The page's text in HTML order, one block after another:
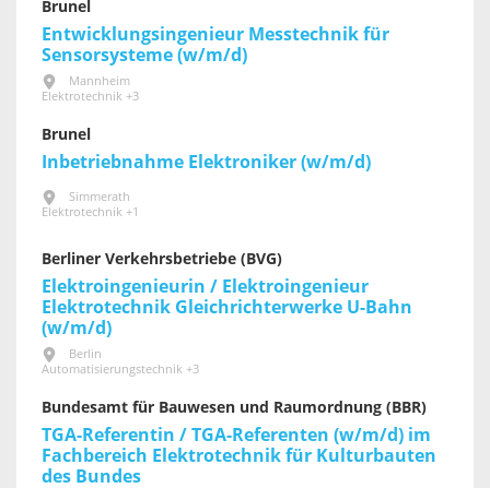
Brunel
Entwicklungsingenieur Messtechnik für
Sensorsysteme (w/m/d)
Mannheim
Elektrotechnik +3
Brunel
Inbetriebnahme Elektroniker (w/m/d)
Simmerath
Elektrotechnik +1
Berliner Verkehrsbetriebe (BVG)
Elektroingenieurin / Elektroingenieur
Elektrotechnik Gleichrichterwerke U-Bahn
(w/m/d)
Berlin
Automatisierungstechnik +3
Bundesamt für Bauwesen und Raumordnung (BBR)
TGA-Referentin / TGA-Referenten (w/m/d) im
Fachbereich Elektrotechnik für Kultur­bauten
des Bundes